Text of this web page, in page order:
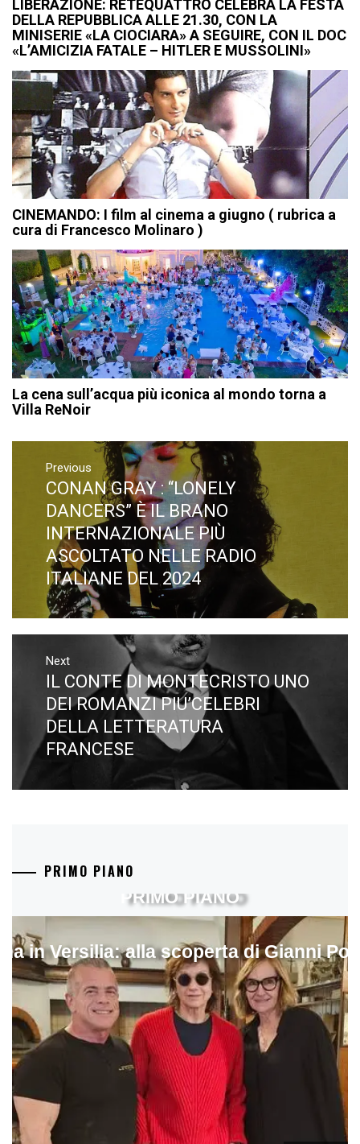
LIBERAZIONE: RETEQUATTRO CELEBRA LA FESTA
DELLA REPUBBLICA ALLE 21.30, CON LA
MINISERIE «LA CIOCIARA» A SEGUIRE, CON IL DOC
«L’AMICIZIA FATALE – HITLER E MUSSOLINI»
CINEMANDO: I film al cinema a giugno ( rubrica a
cura di Francesco Molinaro )
La cena sull’acqua più iconica al mondo torna a
Villa ReNoir
Navigazione
articoli
Previous
Previous
post:
CONAN GRAY : “LONELY
DANCERS” È IL BRANO
INTERNAZIONALE PIÙ
ASCOLTATO NELLE RADIO
ITALIANE DEL 2024
Next
Next
post:
IL CONTE DI MONTECRISTO UNO
DEI ROMANZI PIU’CELEBRI
DELLA LETTERATURA
FRANCESE
PRIMO PIANO
in Versilia: alla scoperta di Gianni
PRIMO PIANO